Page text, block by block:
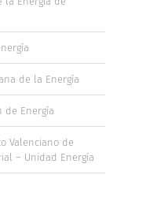
de la Energía
de Energía
Valenciano de
– Unidad Energía